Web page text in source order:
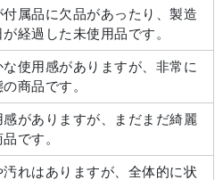
付属品に欠品があったり、製造
経過した未使用品です。
な使用感がありますが、非常に
商品です。
感がありますが、まだまだ綺麗
です。
汚れはありますが、全体的に状